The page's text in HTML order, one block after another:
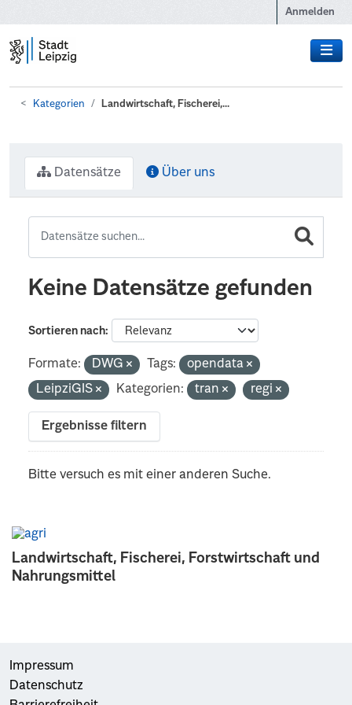
Anmelden
Kategorien Landwirtschaft, Fischerei,...
Landwirtschaft, Fischerei, Forstwirtschaft und
Nahrungsmittel
Datensätze Über uns
Keine Datensätze gefunden
Sortieren nach
Formate: DWG Tags:
opendata
LeipziGIS
Kategorien: tran regi
Ergebnisse filtern
Bitte versuch es mit einer anderen Suche.
Impressum
Datenschutz